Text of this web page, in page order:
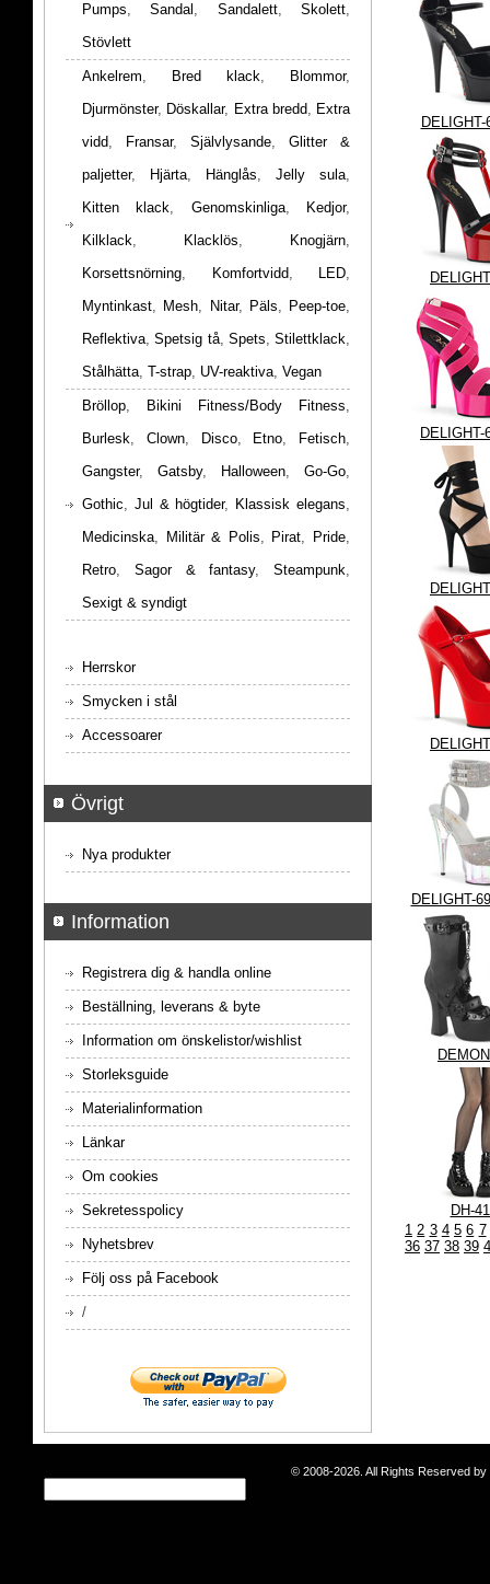
DELIGHT-
DELIGHT-
DELIGHT-
DH-
1 2 3 4 5 6 7
36 37 38 39
Pumps,Sandal , Sandalett,Skolett,
Stövlett
Ankelrem, Bred klack, Blommor,
Djurmönster, Döskallar, Extra bredd, Extra
vidd, Fransar, Självlysande, Glitter &
paljetter, Hjärta, Hänglås, Jelly sula,
Kitten klack, Genomskinliga, Kedjor,
Kilklack, Klacklös, Knogjärn,
Korsettsnörning, Komfortvidd, LED,
Myntinkast, Mesh, Nitar, Päls, Peep-toe,
Reflektiva,Spetsig tå, Spets, Stilettklack,
Stålhätta, T-strap, UV-reaktiva, Vegan
Bröllop, Bikini Fitness/Body Fitness,
Burlesk, Clown, Disco, Etno, Fetisch,
Gangster, Gatsby, Halloween, Go-Go,
Gothic, Jul & högtider, Klassisk elegans,
Medicinska, Militär & Polis, Pirat, Pride,
Retro, Sagor & fantasy, Steampunk,
Sexigt & syndigt
Herrskor
Smycken i stål
Accessoarer
Övrigt
Nya produkter
Information
Registrera dig & handla online
Beställning, leverans & byte
Information om önskelistor/wishlist
Storleksguide
Materialinformation
Länkar
Om cookies
Sekretesspolicy
Nyhetsbrev
Följ oss på Facebook
/
© 2008-2026. All Rights Reserved